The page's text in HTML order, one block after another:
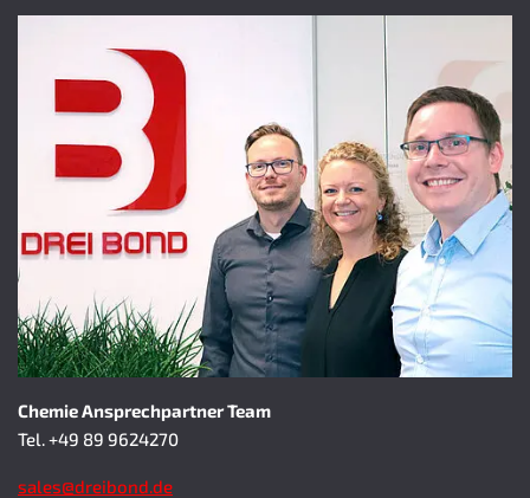
Chemie Ansprechpartner Team
Tel. +49 89 9624270
sales@dreibond.de